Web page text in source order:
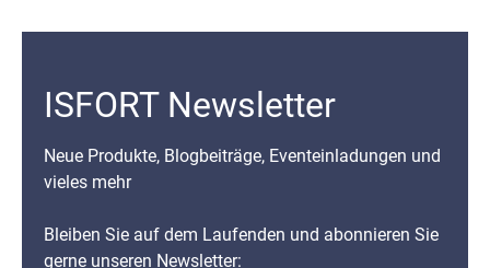
ISFORT Newsletter
Neue Produkte, Blogbeiträge, Eventeinladungen und
vieles mehr
Bleiben Sie auf dem Laufenden und abonnieren Sie
gerne unseren Newsletter: